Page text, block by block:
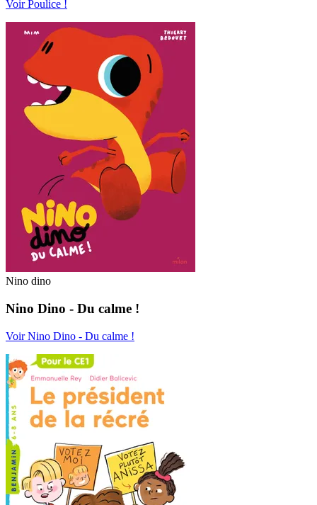
Voir Poulice !
Nino dino
Nino Dino - Du calme !
Voir Nino Dino - Du calme !